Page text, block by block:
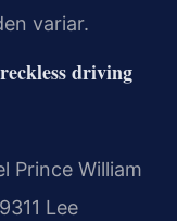
variar.
driving
Prince William
Lee